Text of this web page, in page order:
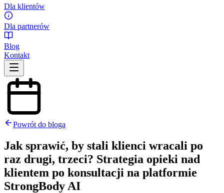
Dla klientów
Dla partnerów
Blog
Kontakt
Powrót do bloga
Jak sprawić, by stali klienci wracali po
raz drugi, trzeci? Strategia opieki nad
klientem po konsultacji na platformie
StrongBody AI